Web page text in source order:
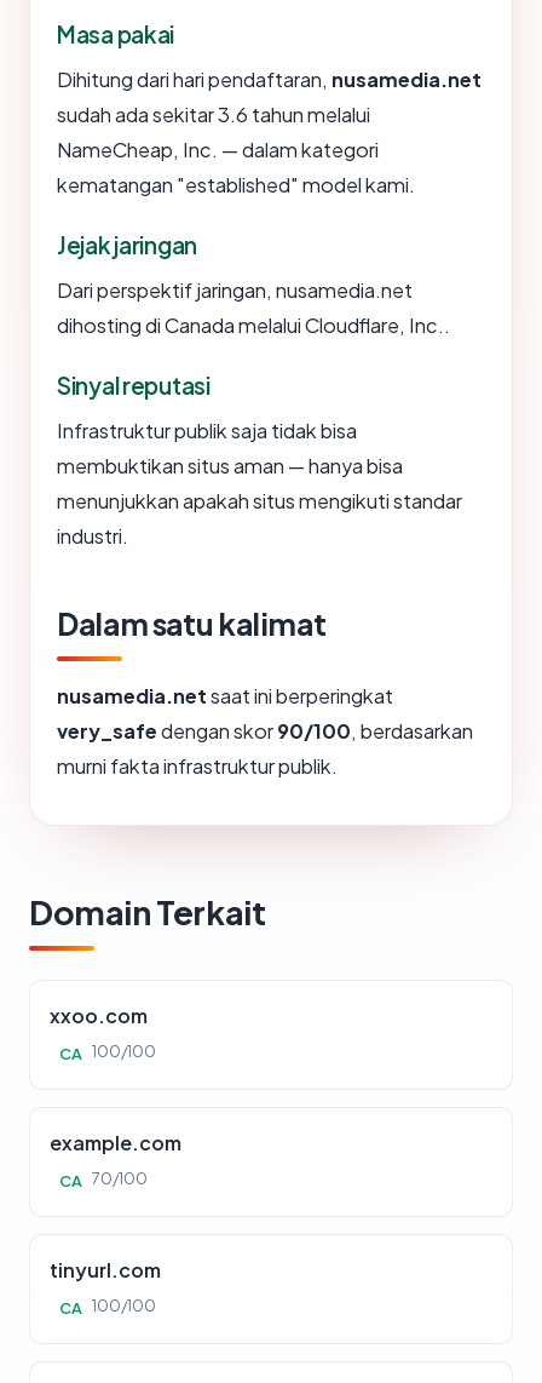
Masa pakai
Dihitung dari hari pendaftaran, nusamedia.net
sudah ada sekitar 3.6 tahun melalui
NameCheap, Inc. — dalam kategori
kematangan "established" model kami.
Jejak jaringan
Dari perspektif jaringan, nusamedia.net
dihosting di Canada melalui Cloudflare, Inc..
Sinyal reputasi
Infrastruktur publik saja tidak bisa
membuktikan situs aman — hanya bisa
menunjukkan apakah situs mengikuti standar
industri.
Dalam satu kalimat
nusamedia.netsaat ini berperingkat
very_safedengan skor90/100, berdasarkan
murni fakta infrastruktur publik.
Domain Terkait
xxoo.com
CA 100/100
example.com
CA 70/100
tinyurl.com
CA 100/100